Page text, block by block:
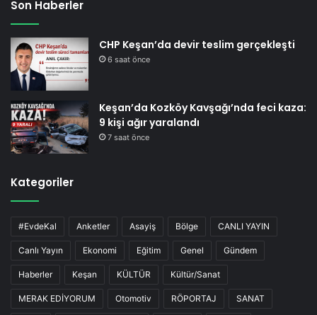
Son Haberler
CHP Keşan’da devir teslim gerçekleşti
6 saat önce
Keşan’da Kozköy Kavşağı’nda feci kaza:
9 kişi ağır yaralandı
7 saat önce
Kategoriler
#EvdeKal Anketler Asayiş Bölge CANLI YAYIN
Canlı Yayın Ekonomi Eğitim Genel Gündem
Haberler Keşan KÜLTÜR Kültür/Sanat
MERAK EDİYORUM Otomotiv RÖPORTAJ SANAT